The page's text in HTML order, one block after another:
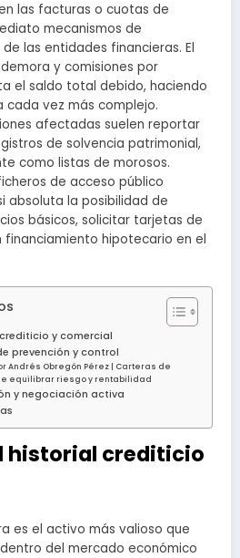
las facturas o cuotas de
mecanismos de
las entidades financieras. El
y comisiones por
el saldo total debido, haciendo
cada vez más complejo.
afectadas suelen reportar
de solvencia patrimonial,
como listas de morosos.
de acceso público
absoluta la posibilidad de
básicos, solicitar tarjetas de
hipotecario en el
y comercial
prevención y control
Andrés Obregón Pérez | Carteras de
equilibrar riesgo y rentabilidad
y negociación activa
historial crediticio
es el activo más valioso que
del mercado económico